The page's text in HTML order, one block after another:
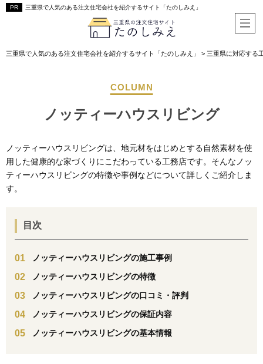
三重県で人気のある注文住宅会社を紹介するサイト「たのしみえ」
三重県で人気のある注文住宅会社を紹介するサイト「たのしみえ」 > 三重県に対応する
ノッティーハウスリビング
ノッティーハウスリビングは、地元材をはじめとする自然素材を使
用した健康的な家づくりにこだわっている工務店です。そんなノッ
ティーハウスリビングの特徴や事例などについて詳しくご紹介しま
す。
目次
ノッティーハウスリビングの施工事例
ノッティーハウスリビングの特徴
ノッティーハウスリビングの口コミ・評判
ノッティーハウスリビングの保証内容
ノッティーハウスリビングの基本情報